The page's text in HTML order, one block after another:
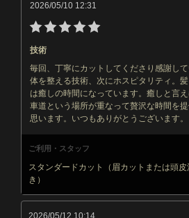
2026/05/10 12:31
技術
毎回、丁寧にカットしてくださり感謝し
体を整える技術、次にホスピタリティ。
は癒しの時間になっています。癒しと言
車道という場所が重なって贅沢な時間を
思います。いつもありがとうございます。
ご利用・スタッフ
スタンダードカット（眉カットまたは頭皮
き）
2026/05/12 10:14